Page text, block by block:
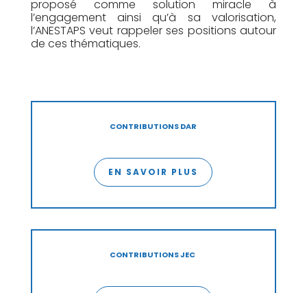
proposé comme solution miracle à
l’engagement ainsi qu’à sa valorisation,
l’ANESTAPS veut rappeler ses positions autour
de ces thématiques.
CONTRIBUTIONS DAR
EN SAVOIR PLUS
CONTRIBUTIONSJEC